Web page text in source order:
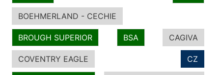
BOEHMERLAND - CECHIE
BROUGH SUPERIOR BSA CAGIVA
COVENTRY EAGLE CZ